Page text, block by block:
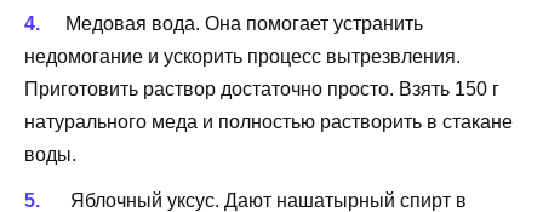
Медовая вода. Она помогает устранить
недомогание и ускорить процесс вытрезвления.
Приготовить раствор достаточно просто. Взять 150 г
натурального меда и полностью растворить в стакане
воды.
Яблочный уксус. Дают нашатырный спирт в